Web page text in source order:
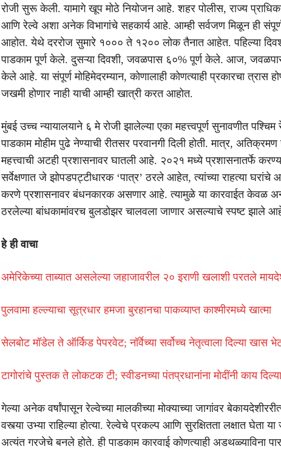
रोजी सुरू केली. यामागे खूप मोठे नियोजन आहे. शहर पोलीस, राज्य
आणि रेल्वे अशा अनेक विभागांचे सहकार्य आहे. आम्ही सर्वजण मिळून ही संपूर्ण
आहोत. येथे दररोज सुमारे १००० ते १२०० लोक तैनात आहेत. पहिल्या
पाडकाम पूर्ण केले. दुसऱ्या दिवशी, जवळपास ६०% पूर्ण केले. आज,
केले आहे. या संपूर्ण मोहिमेदरम्यान, कोणालाही कोणत्याही प्रकारचा त्रास
जखमी होणार नाही याची आम्ही खात्री करत आहोत.
मुंबई उच्च न्यायालयाने ६ मे रोजी झालेल्या एका महत्त्वपूर्ण सुनावणीत पश्चिम
पाडकाम मोहीम पुढे नेण्याची रीतसर परवानगी दिली होती. मात्र, अतिक्रमण
महत्त्वाची अटही प्रशासनावर घातली आहे. २०२१ मध्ये प्रशासनातर्फे
सर्वेक्षणात जे झोपडपट्टीधारक ‘पात्र’ ठरले आहेत, त्यांच्या राहत्या घरांचे
करणे प्रशासनावर बंधनकारक असणार आहे. त्यामुळे या कारवाईत केवळ
ठरलेल्या बांधकामांवरच बुलडोझर चालवला जाणार असल्याचे स्पष्ट झाले
हे ही वाचा
अमेरिकेच्या ताब्यात असलेल्या जहाजावरील २० इराणी खलाशी परतले
पुलवामा हल्ल्याचा सूत्रधार हमजा बुरहानचा पाकव्याप्त काश्मीरमध्ये खात्मा
सेलबोट मॉडेल ते ऑर्किड पेपरवेट; नॉर्वेच्या सर्वोच्च नेतृत्वाला दिल्या खास
टागोरांचे पुस्तक ते लोकटक टी; स्वीडनच्या पंतप्रधानांना मोदींनी काय
गेल्या अनेक वर्षांपासून रेल्वेच्या मालकीच्या मोक्याच्या जागांवर
वस्त्या उभ्या राहिल्या होत्या. रेल्वेचे प्रकल्प आणि सुरक्षितता लक्षात घेता
अत्यंत गरजेचे बनले होते. ही पाडकाम कारवाई कोणत्याही अडथळ्याविना